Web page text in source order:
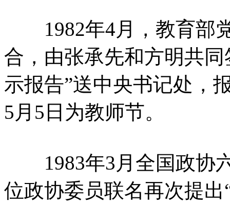
1982年4月，教育部
合，由张承先和方明共同
示报告”送中央书记处，
5月5日为教师节。
1983年3月全国政协六
位政协委员联名再次提